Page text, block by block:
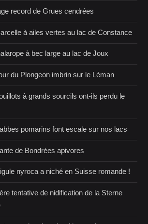
record de Grues cendrées
à ailes vertes au lac de Constance
à bec large au lac de Joux
du Plongeon imbrin sur le Léman
à grands sourcils ont-ils perdu le
pomarins font escale sur nos lacs
de Bondrées apivores
nyroca a niché en Suisse romande !
tentative de nidification de la Sterne